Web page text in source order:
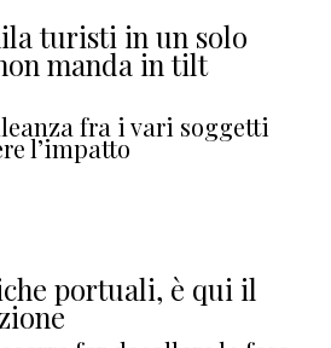
turisti in un solo
manda in tilt
fra i vari soggetti
l’impatto
portuali, è qui il